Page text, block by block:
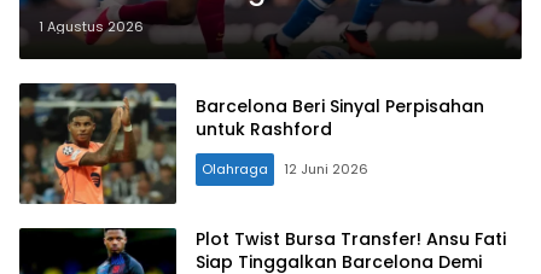
Birmingham
1 Agustus 2026
Barcelona Beri Sinyal Perpisahan
untuk Rashford
Olahraga 12 Juni 2026
Plot Twist Bursa Transfer! Ansu Fati
Siap Tinggalkan Barcelona Demi